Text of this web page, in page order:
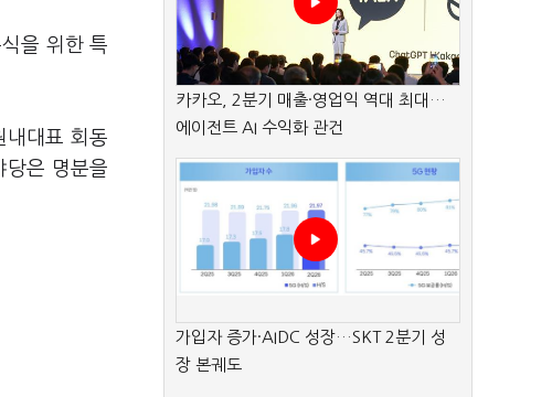
을 위한 특
내대표 회동
은 명분을
카카오, 2분기 매출·영업익 역대 최대…
에이전트 AI 수익화 관건
가입자 증가·AIDC 성장…SKT 2분기 성
장 본궤도